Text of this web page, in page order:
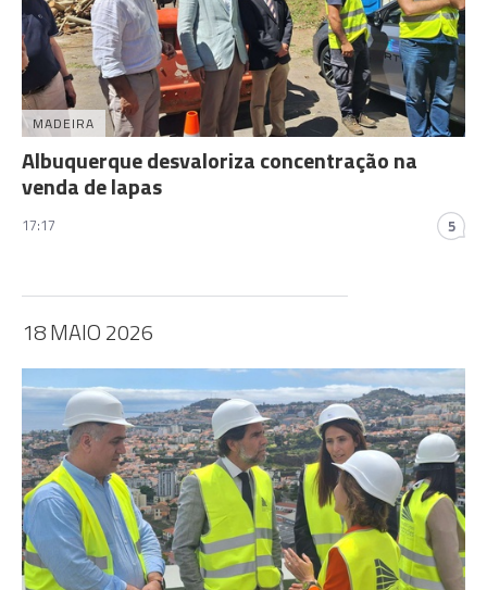
MADEIRA
Albuquerque desvaloriza concentração na
venda de lapas
17:17 5
18 MAIO 2026